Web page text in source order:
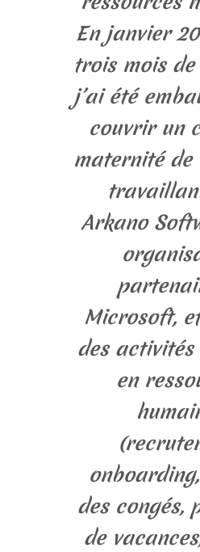
En janvier
trois mois de
j’ai été
couvrir un
maternité de
Arkano
Microsoft,
des
en
des congés,
de